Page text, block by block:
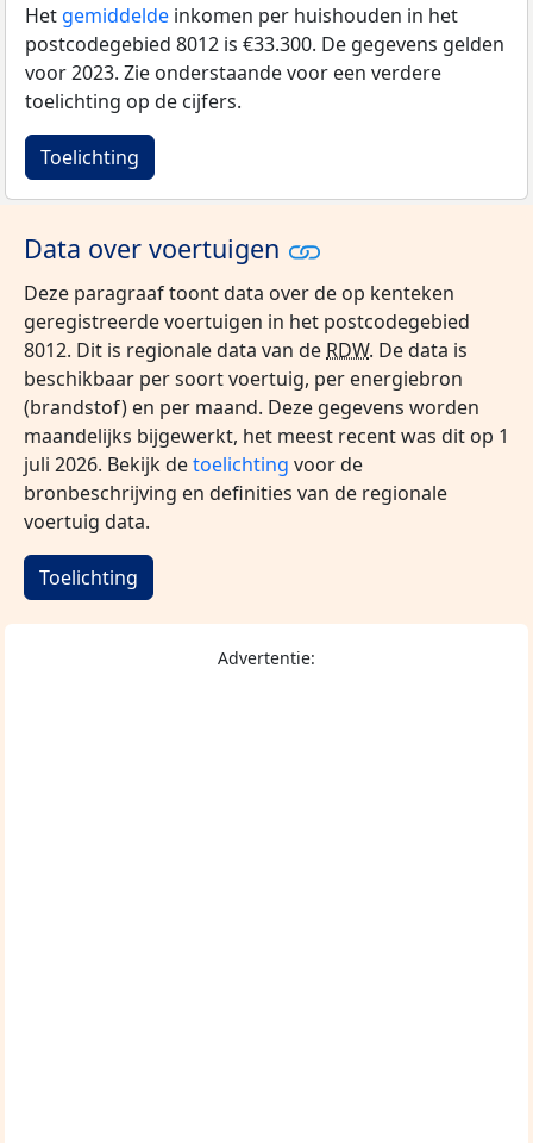
Het gemiddelde inkomen per huishouden in het
postcodegebied 8012 is €33.300. De gegevens gelden
voor 2023. Zie onderstaande voor een verdere
toelichting op de cijfers.
Toelichting
Data over voertuigen
Deze paragraaf toont data over de op kenteken
geregistreerde voertuigen in het postcodegebied
8012. Dit is regionale data van de RDW. De data is
beschikbaar per soort voertuig, per energiebron
(brandstof) en per maand. Deze gegevens worden
maandelijks bijgewerkt, het meest recent was dit op 1
juli 2026. Bekijk detoelichting voor de
bronbeschrijving en definities van de regionale
voertuig data.
Toelichting
Advertentie: